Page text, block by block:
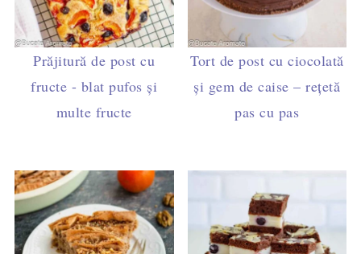
Prăjitură de post cu
fructe - blat pufos și
multe fructe
Tort de post cu ciocolată
și gem de caise – rețetă
pas cu pas